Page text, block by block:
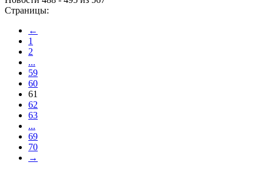
Страницы:
←
1
2
...
59
60
61
62
63
...
69
70
→